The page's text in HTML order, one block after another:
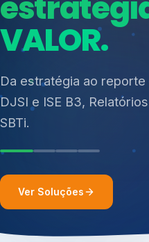
Consultoria, auditoria e
ISO 27701, ISO 42001,
resíduos sólidos (PGRS/
Mudanças Climáticas
Reputação e Cadeia
Reporte Regulatório
Ver Soluções